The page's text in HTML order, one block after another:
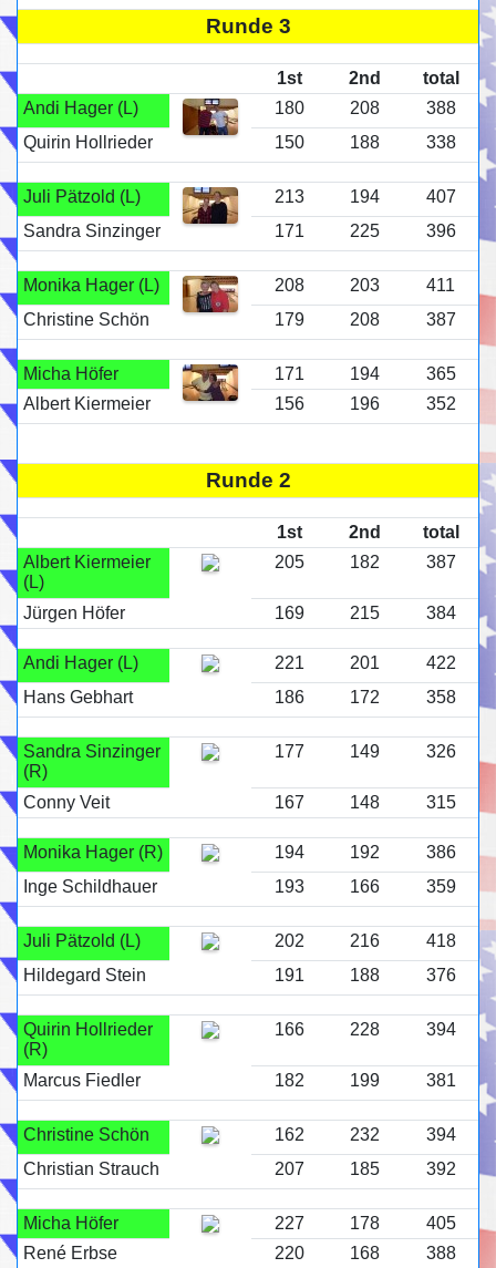
Runde 3
1st 2nd
total
Andi Hager (L)
180 208
388
Quirin Hollrieder
150 188 338
Juli Pätzold (L) 213 194
407
Sandra Sinzinger
171 225 396
Monika Hager (L) 208 203
411
Christine Schön
179 208 387
Micha Höfer 171 194
365
Albert Kiermeier
156 196 352
Runde 2
1st 2nd
total
Albert Kiermeier
(L)
205 182 387
Jürgen Höfer 169 215 384
Andi Hager (L) 221 201
422
Hans Gebhart
186 172 358
Sandra Sinzinger
(R)
177 149 326
Conny Veit 167 148 315
Monika Hager (R) 194 192
386
Inge Schildhauer
193 166 359
Juli Pätzold (L) 202 216
418
Hildegard Stein
191 188 376
Quirin Hollrieder
(R)
166 228 394
Marcus Fiedler 182 199 381
Christine Schön 162 232
394
Christian Strauch
207 185 392
Micha Höfer 227 178
405
René Erbse
220 168 388